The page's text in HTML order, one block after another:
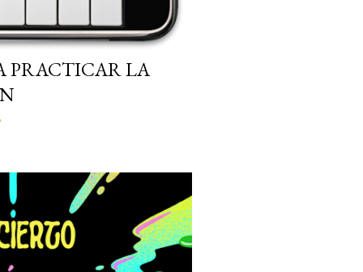
PRACTICAR LA